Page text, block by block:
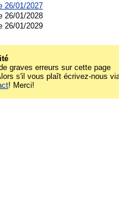
26/01/2027
26/01/2028
26/01/2029
graves erreurs sur cette page
s'il vous plaît écrivez-nous
! Merci!